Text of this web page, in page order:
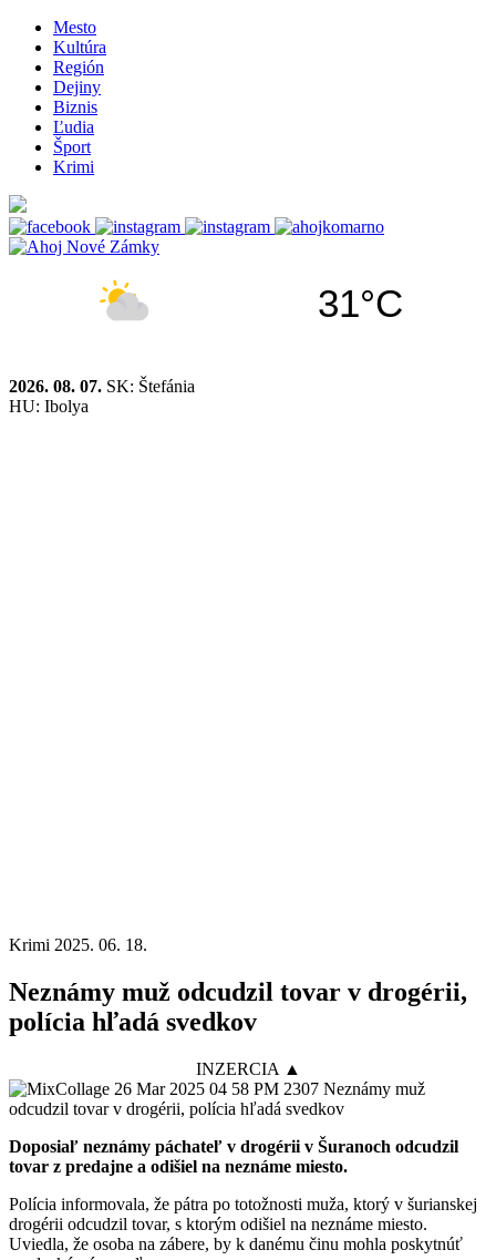
Mesto
Kultúra
Región
Dejiny
Biznis
Ľudia
Šport
Krimi
31°C
2026. 08. 07. SK: Štefánia
HU: Ibolya
Krimi 2025. 06. 18.
Neznámy muž odcudzil tovar v drogérii,
polícia hľadá svedkov
INZERCIA ▲
Doposiaľ neznámy páchateľ v drogérii v Šuranoch odcudzil
tovar z predajne a odišiel na neznáme miesto.
Polícia informovala, že pátra po totožnosti muža, ktorý v šurianskej
drogérii odcudzil tovar, s ktorým odišiel na neznáme miesto.
Uviedla, že osoba na zábere, by k danému činu mohla poskytnúť